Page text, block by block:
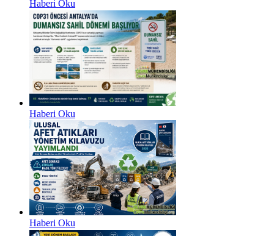
Haberi Oku
Haberi Oku
Haberi Oku